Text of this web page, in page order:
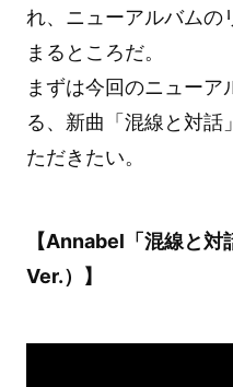
れ、ニューアルバムの
まるところだ。
まずは今回のニュー
る、新曲「混線と対話
ただきたい。
【Annabel「混線と
Ver.）】